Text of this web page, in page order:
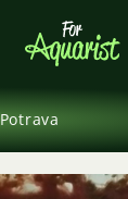
Potrava